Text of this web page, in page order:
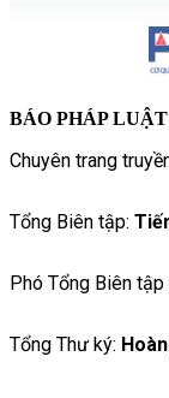
BÁO PHÁP
Chuyên trang
Tổng Biên tập:
Phó Tổng Biên tập
Tổng Thư ký: